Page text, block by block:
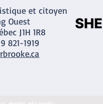
et citoyen
Ouest
J1H 1R8
821-1919